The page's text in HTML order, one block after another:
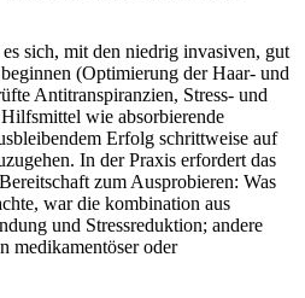
sich, ‍mit ​den niedrig invasiven, gut
‍(Optimierung der Haar‑ und
Antitranspiranzien, Stress‑ und
⁣wie absorbierende
Erfolg schrittweise‍ auf
In der Praxis erfordert das
zum Ausprobieren:⁢ Was
war die kombination aus
und Stressreduktion; andere⁤
medikamentöser oder